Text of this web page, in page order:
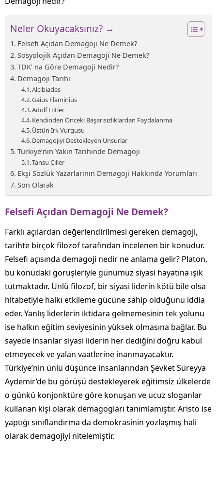
Neler Okuyacaksınız? →
Felsefi Açıdan Demagoji Ne Demek?
Sosyolojik Açıdan Demagoji Ne Demek?
TDK’ na Göre Demagoji Nedir?
Demagoji Tarihi
Alcibiades
Gaius Flaminius
Adolf Hitler
Kendinden Önceki Başarısızlıklardan Faydalanma
Üstün Irk Vurgusu
Demagojiyi Destekleyen Unsurlar
Türkiye’nin Yakın Tarihinde Demagoji
Tansu Çiller
Ekşi Sözlük Yazarlarının Demagoji Hakkında Yorumları
Son Olarak
Felsefi Açıdan Demagoji Ne Demek?
Farklı açılardan değerlendirilmesi gereken demagoji,
tarihte birçok filozof tarafından incelenen bir konudur.
Felsefi açısında demagoji nedir ne anlama gelir? Platon,
bu konudaki görüşleriyle günümüz siyasi hayatına ışık
tutmaktadır. Ünlü filozof, bir siyasi liderin kötü bile olsa
hitabetiyle halkı etkileme gücüne sahip olduğunu iddia
eder. Yanlış liderlerin iktidara gelmemesinin tek yolunu
ise halkın eğitim seviyesinin yüksek olmasına bağlar. Bu
sayede insanlar siyasi liderin her dediğini doğru kabul
etmeyecek ve yalan vaatlerine inanmayacaktır.
Türkiye’nin ünlü düşünce insanlarından Şevket Süreyya
Aydemir’de bu görüşü destekleyerek eğitimsiz ülkelerde
o günkü konjonktüre göre konuşan ve ucuz sloganlar
kullanan kişi olarak demagogları tanımlamıştır. Aristo ise
yaptığı sınıflandırma da demokrasinin yozlaşmış hali
olarak demagojiyi nitelemiştir.